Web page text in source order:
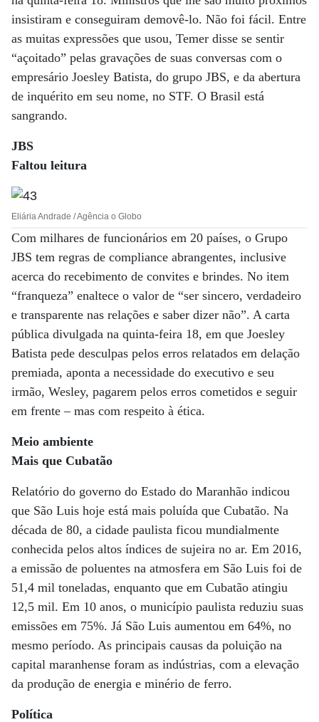
insistiram e conseguiram demovê-lo. Não foi fácil. Entre
as muitas expressões que usou, Temer disse se sentir
“açoitado” pelas gravações de suas conversas com o
empresário Joesley Batista, do grupo JBS, e da abertura
de inquérito em seu nome, no STF. O Brasil está
sangrando.
JBS
Faltou leitura
Eliária Andrade / Agência o Globo
Com milhares de funcionários em 20 países, o Grupo
JBS tem regras de compliance abrangentes, inclusive
acerca do recebimento de convites e brindes. No item
“franqueza” enaltece o valor de “ser sincero, verdadeiro
e transparente nas relações e saber dizer não”. A carta
pública divulgada na quinta-feira 18, em que Joesley
Batista pede desculpas pelos erros relatados em delação
premiada, aponta a necessidade do executivo e seu
irmão, Wesley, pagarem pelos erros cometidos e seguir
em frente – mas com respeito à ética.
Meio ambiente
Mais que Cubatão
Relatório do governo do Estado do Maranhão indicou
que São Luis hoje está mais poluída que Cubatão. Na
década de 80, a cidade paulista ficou mundialmente
conhecida pelos altos índices de sujeira no ar. Em 2016,
a emissão de poluentes na atmosfera em São Luis foi de
51,4 mil toneladas, enquanto que em Cubatão atingiu
12,5 mil. Em 10 anos, o município paulista reduziu suas
emissões em 75%. Já São Luis aumentou em 64%, no
mesmo período. As principais causas da poluição na
capital maranhense foram as indústrias, com a elevação
da produção de energia e minério de ferro.
Política